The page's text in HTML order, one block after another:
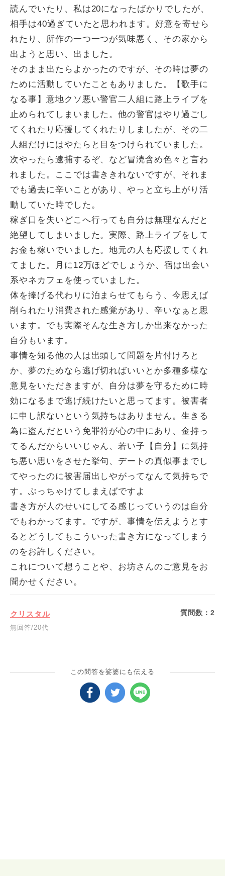
読んでいたり、私は20になったばかりでしたが、
相手は40過ぎていたと思われます。好意を寄せら
れたり、所作の一つ一つが気味悪く、その家から
出ようと思い、出ました。
そのまま出たらよかったのですが、その時は夢の
ために活動していたこともありました。【歌手に
なる事】意地クソ悪い警官二人組に路上ライブを
止められてしまいました。他の警官はやり過ごし
てくれたり応援してくれたりしましたが、その二
人組だけにはやたらと目をつけられていました。
次やったら逮捕するぞ、など冒涜含め色々と言わ
れました。ここでは書ききれないですが、それま
でも過去に辛いことがあり、やっと立ち上がり活
動していた時でした。
稼ぎ口を失いどこへ行っても自分は無理なんだと
絶望してしまいました。実際、路上ライブをして
お金も稼いでいました。地元の人も応援してくれ
てました。月に12万ほどでしょうか、宿は出会い
系やネカフェを使っていました。
体を捧げる代わりに泊まらせてもらう、今思えば
削られたり消費された感覚があり、辛いなぁと思
います。でも実際そんな生き方しか出来なかった
自分もいます。
事情を知る他の人は出頭して問題を片付けろと
か、夢のためなら逃げ切ればいいとか多種多様な
意見をいただきますが、自分は夢を守るために時
効になるまで逃げ続けたいと思ってます。被害者
に申し訳ないという気持ちはありません。生きる
為に盗んだという免罪符が心の中にあり、金持っ
てるんだからいいじゃん、若い子【自分】に気持
ち悪い思いをさせた挙句、デートの真似事までし
てやったのに被害届出しやがってなんて気持ちで
す。ぶっちゃけてしまえばですよ
書き方が人のせいにしてる感じっていうのは自分
でもわかってます。ですが、事情を伝えようとす
るとどうしてもこういった書き方になってしまう
のをお許しください。
これについて想うことや、お坊さんのご意見をお
聞かせください。
クリスタル
無回答/20代
質問数：2
この問答を娑婆にも伝える